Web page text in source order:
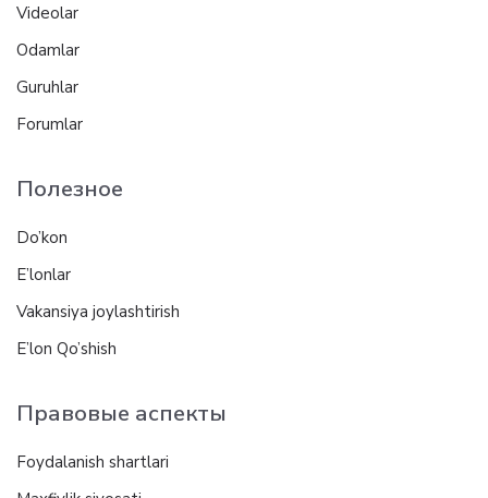
Videolar
Odamlar
Guruhlar
Forumlar
Полезное
Do’kon
E’lonlar
Vakansiya joylashtirish
E’lon Qo’shish
Правовые аспекты
Foydalanish shartlari